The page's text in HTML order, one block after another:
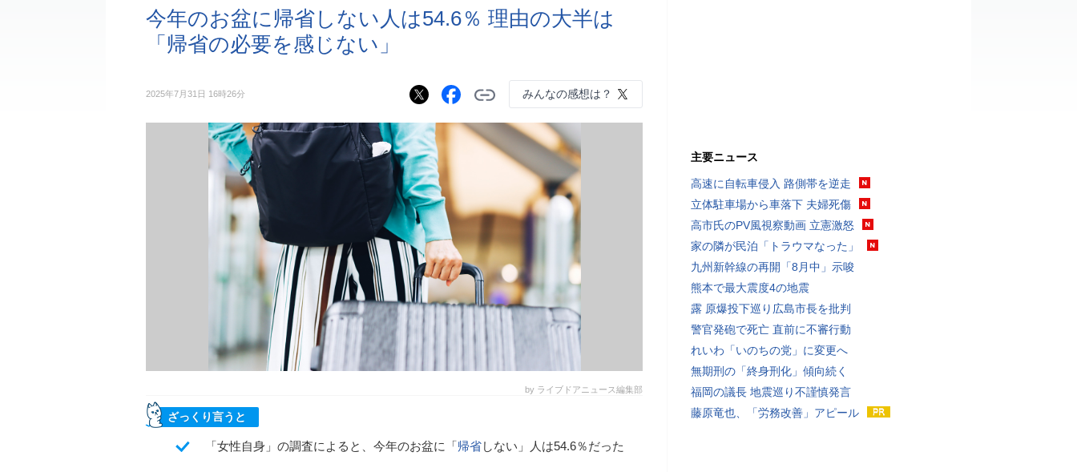
今年のお盆に帰省しない人は54.6％ 理由の大半は
「帰省の必要を感じない」
2025年7月31日 16時26分 みんなの感想は？
by ライブドアニュース編集部
ざっくり言うと
「女性自身」の調査によると、今年のお盆に「帰省しない」人は54.6％だった
主要ニュース
高速に自転車侵入 路側帯を逆走
立体駐車場から車落下 夫婦死傷
高市氏のPV風視察動画 立憲激怒
家の隣が民泊「トラウマなった」
九州新幹線の再開「8月中」示唆
熊本で最大震度4の地震
露 原爆投下巡り広島市長を批判
警官発砲で死亡 直前に不審行動
れいわ「いのちの党」に変更へ
無期刑の「終身刑化」傾向続く
福岡の議長 地震巡り不謹慎発言
藤原竜也、「労務改善」アピール